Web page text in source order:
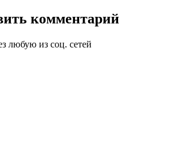
комментарий
любую из соц. сетей